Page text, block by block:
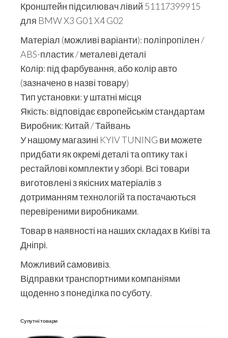
Кронштейн підсилювач лівий 51117399915
для BMW X3 G01 X4 G02
Матеріал (можливі варіанти): поліпропілен /
ABS-пластик / металеві деталі
Колір: під фарбування, або колір авто
(зазначено в назві товару)
Тип установки: у штатні місця
Якість: відповідає європейськім стандартам
Виробник: Китай / Тайвань
У нашому магазині KYIV TUNING ви можете
придбати як окремі деталі та оптику так і
рестайлові комплекти у зборі. Всі товари
виготовлені з якісних матеріалів з
дотриманням технологій та постачаються
перевіреними виробниками.
Товар в наявності на наших складах в Київі та
Дніпрі.
Можливий самовивіз.
Відправки транспортними компаніями
щоденно з понеділка по суботу.
Супутні товари